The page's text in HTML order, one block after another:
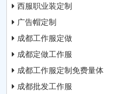
西服职业装定制
广告帽定制
成都工作服定做
成都定做工作服
成都工作服定制免费量体
成都批发工作服